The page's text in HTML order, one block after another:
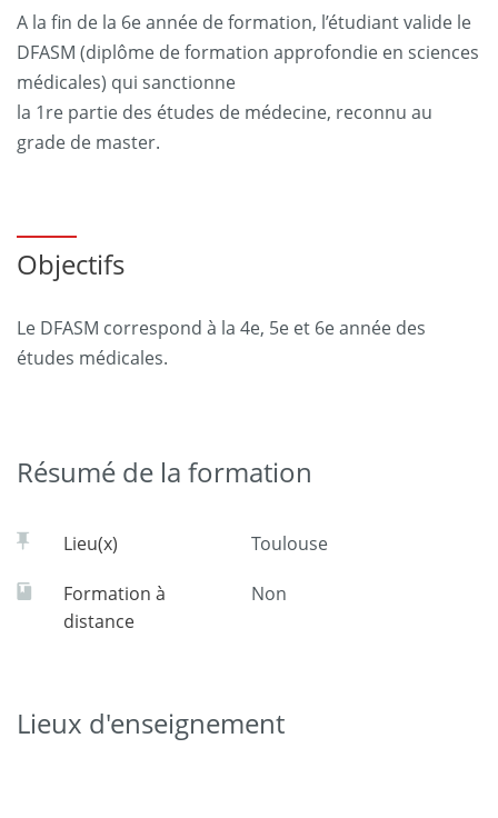
A la fin de la 6e année de formation, l’étudiant valide le
DFASM (diplôme de formation approfondie en sciences
médicales) qui sanctionne
la 1re partie des études de médecine, reconnu au
grade de master.
Objectifs
Le DFASM correspond à la 4e, 5e et 6e année des
études médicales.
Résumé de la formation
Lieu(x) Toulouse
Formation à
distance
Non
Lieux d'enseignement